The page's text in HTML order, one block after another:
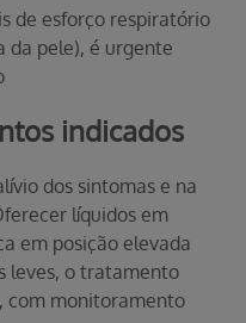
de esforço respiratório
da pele), é urgente
indicados
dos sintomas e na
líquidos em
em posição elevada
leves, o tratamento
com monitoramento